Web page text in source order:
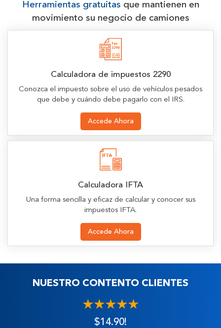
Herramientas gratuitas que mantienen en
movimiento su negocio de camiones
Calculadora de impuestos 2290
Conozca el impuesto sobre el uso de vehículos pesados
que debe y cuándo debe pagarlo con el IRS.
Accede Ahora
Calculadora IFTA
Una forma sencilla y eficaz de calcular y conocer sus
impuestos IFTA.
Accede Ahora
NUESTRO CONTENTO CLIENTES
$14.90!